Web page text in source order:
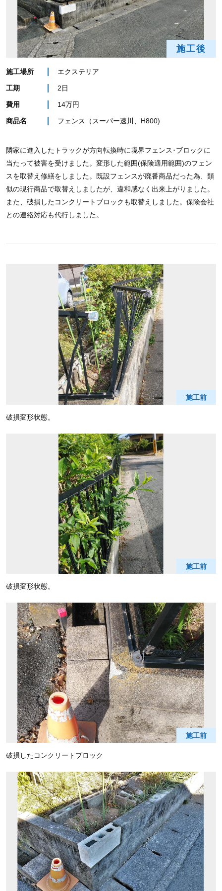
施工後
施工場所 エクステリア
工期 2日
費用 14万円
商品名 フェンス（スーパー速川、H800)
隣家に進入したトラックが方向転換時に境界フェンス･ブロックに
当たって被害を受けました。変形した範囲(保険適用範囲)のフェン
スを取替え修繕をしました。既設フェンスが廃番商品だった為、類
似の現行商品で取替えしましたが、違和感なく出来上がりました。
また、破損したコンクリートブロックも取替えしました。保険会社
との連絡対応も代行しました。
施工前
破損変形状態。
施工前
破損変形状態。
施工前
破損したコンクリートブロック